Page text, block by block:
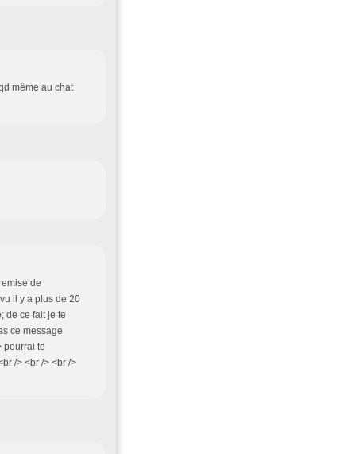
même au chat
de
il y a plus de 20
de ce fait je te
ce message
pourrai te
/> <br /> <br />